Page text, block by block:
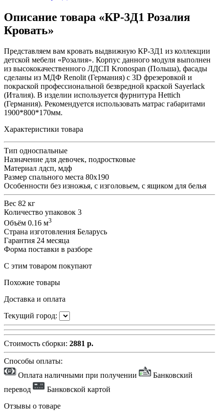
Описание товара «КР-3Д1 Розалия
Кровать»
Представляем вам кровать выдвижную КР-3Д1 из коллекции
детской мебели «Розалия». Корпус данного модуля выполнен
из высококачественного ЛДСП Kronospan (Польша), фасады
сделаны из МДФ Renolit (Германия) с 3D фрезеровкой и
покраской профессиональной безвредной краской Sayerlack
(Италия). В изделии используется фурнитура Hettich
(Германия). Рекомендуется использовать матрас габаритами
1900*800*170мм.
Характеристики товара
Тип односпальные
Назначение для девочек, подростковые
Материал лдсп, мдф
Размер спального места 80х190
Особенности без изножья, с изголовьем, с ящиком для белья
Вес 82 кг
Количество упаковок 3
Объём 0.16 м3
Страна изготовления Беларусь
Гарантия 24 месяца
Форма поставки в разборе
С этим товаром покупают
Похожие товары
Доставка и оплата
Текущий город:
Стоимость сборки: 2881 р.
Способы оплаты:
Оплата наличными при получении
Банковский
перевод
Банковской картой
Отзывы о товаре